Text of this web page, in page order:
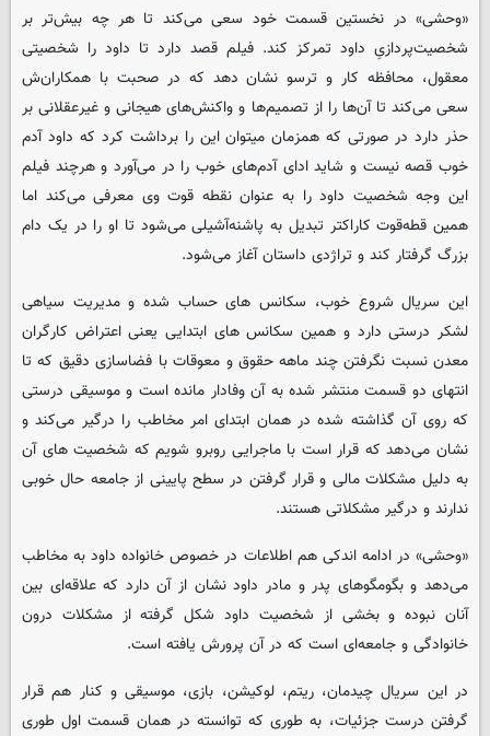
«وحشی» در نخستین قسمت خود سعی می‌کند تا هر چه بیش‌تر بر
شخصیت‌پردازیِ داود تمرکز کند. فیلم قصد دارد تا داود را شخصیتی
معقول، محافظه کار و ترسو نشان دهد که در صحبت با همکاران‌ش
سعی می‌کند تا آن‌ها را از تصمیم‌ها و واکنش‌های هیجانی و غیرعقلانی بر
حذر دارد در صورتی که همزمان میتوان این را برداشت کرد که داود آدم
خوب قصه نیست و شاید ادای آدم‌های خوب را در می‌آورد و هرچند فیلم
این وجه شخصیت داود را به عنوان نقطه قوت وی معرفی می‌کند اما
همین قطه‌قوت کاراکتر تبدیل به پاشنه‌آشیلی می‌شود تا او را در یک دام
بزرگ گرفتار کند و تراژدی داستان آغاز می‌شود.
این سریال شروع خوب، سکانس های حساب شده و مدیریت سیاهی
لشکر درستی دارد و همین سکانس های ابتدایی یعنی اعتراض کارگران
معدن نسبت نگرفتن چند ماهه حقوق و معوقات با فضاسازی دقیق که تا
انتهای دو قسمت منتشر شده به آن وفادار مانده است و موسیقی درستی
که روی آن گذاشته شده در همان ابتدای امر مخاطب را درگیر می‌کند و
نشان می‌دهد که قرار است با ماجرایی روبرو شویم که شخصیت های آن
به دلیل مشکلات مالی و قرار گرفتن در سطح پایینی از جامعه حال خوبی
ندارند و درگیر مشکلاتی هستند.
«وحشی» در ادامه اندکی هم اطلاعات در خصوص خانواده داود به مخاطب
می‌دهد و بگومگوهای پدر و مادر داود نشان از آن دارد که علاقه‌ای بین
آنان نبوده و بخشی از شخصیت داود شکل گرفته از مشکلات درون
خانوادگی و جامعه‌ای است که در آن پرورش یافته است.
در این سریال چیدمان، ریتم، لوکیشن، بازی، موسیقی و کنار هم قرار
گرفتن درست جزئیات، به طوری که توانسته در همان قسمت اول طوری